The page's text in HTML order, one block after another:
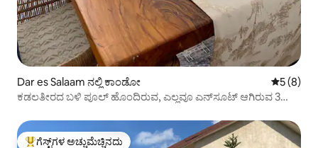
Dar es Salaam ನಲ್ಲಿ ಕಾಂಡೋ 5 ರಲ್ಲಿ 5
5 (8)
ಕಡಲತೀರದ ಬಳಿ ಪೂಲ್ ಹೊಂದಿರುವ, ಎಲ್ಲವೂ ಎನ್‌ಸೂಟ್ ಆಗಿರುವ 3
ಗೆಸ್ಟ್‌ಗಳ ಅಚ್ಚುಮೆಚ್ಚಿನದು